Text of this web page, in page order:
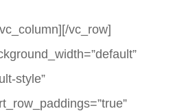
vc_row]
style”